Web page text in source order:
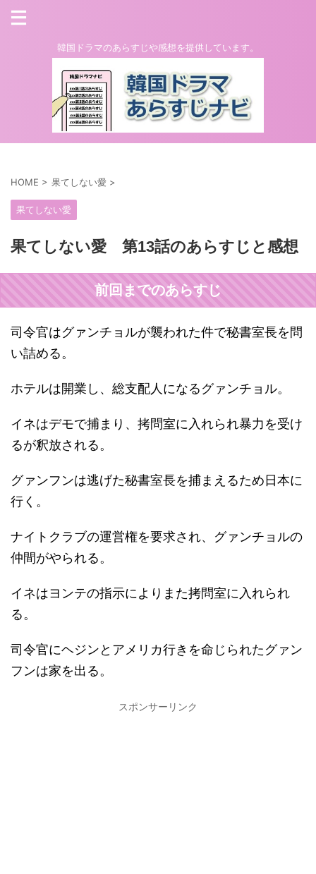
韓国ドラマのあらすじや感想を提供しています。
HOME > 果てしない愛 >
果てしない愛
果てしない愛 第13話のあらすじと感想
前回までのあらすじ
司令官はグァンチョルが襲われた件で秘書室長を問
い詰める。
ホテルは開業し、総支配人になるグァンチョル。
イネはデモで捕まり、拷問室に入れられ暴力を受け
るが釈放される。
グァンフンは逃げた秘書室長を捕まえるため日本に
行く。
ナイトクラブの運営権を要求され、グァンチョルの
仲間がやられる。
イネはヨンテの指示によりまた拷問室に入れられ
る。
司令官にヘジンとアメリカ行きを命じられたグァン
フンは家を出る。
スポンサーリンク